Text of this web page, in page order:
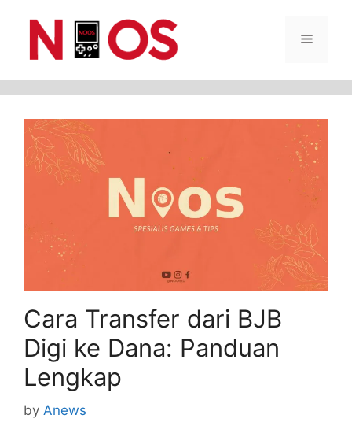
Menu
Cara Transfer dari BJB
Digi ke Dana: Panduan
Lengkap
by Anews